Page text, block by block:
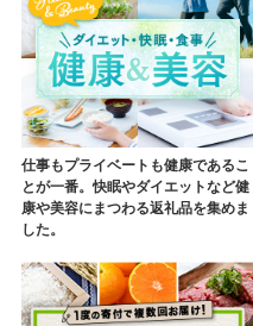
仕事もプライベートも健康であるこ
とが一番。快眠やダイエットなど健
康や美容にまつわる返礼品を集めま
した。